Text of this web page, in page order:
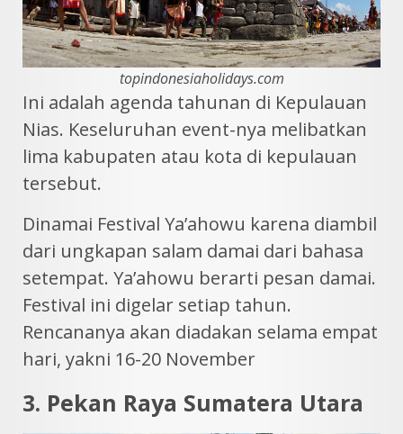
topindonesiaholidays.com
Ini adalah agenda tahunan di Kepulauan
Nias. Keseluruhan event-nya melibatkan
lima kabupaten atau kota di kepulauan
tersebut.
Dinamai Festival Ya’ahowu karena diambil
dari ungkapan salam damai dari bahasa
setempat. Ya’ahowu berarti pesan damai.
Festival ini digelar setiap tahun.
Rencananya akan diadakan selama empat
hari, yakni 16-20 November
3. Pekan Raya Sumatera Utara